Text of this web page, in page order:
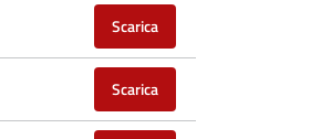
Scarica
Scarica